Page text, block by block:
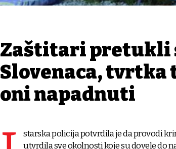
Zaštitari pretukli
Slovenaca, tvrtka
oni napadnuti
starska policija potvrdila je da provodi
utvrdila sve okolnosti koje su dovele do